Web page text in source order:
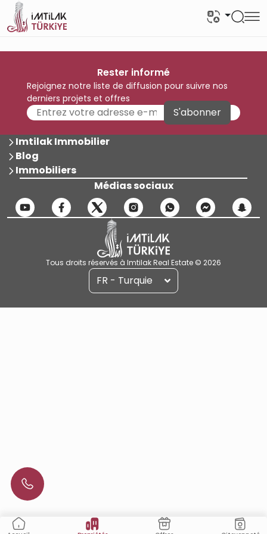
Rester informé
Rejoignez notre liste de diffusion pour suivre nos
derniers projets et offres
S'abonner
Imtilak Immobilier
Blog
Immobiliers
Médias sociaux
Tous droits réservés à Imtilak Real Estate © 2026
FR - Turquie